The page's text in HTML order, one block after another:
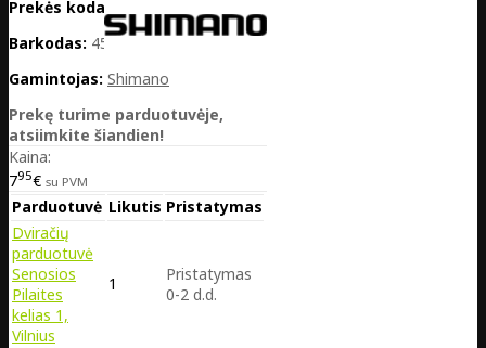
Prekės kodas:
Barkodas: 4524667250005
Gamintojas: Shimano
Prekę turime parduotuvėje,
atsiimkite šiandien!
Kaina:
795€ su PVM
Parduotuvė Likutis Pristatymas
Dviračių
parduotuvė
Senosios
Pilaites
kelias 1,
Vilnius
1
Pristatymas
0-2 d.d.